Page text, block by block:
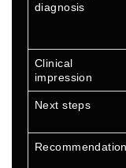
diagnosis
Clinical
impression
Next steps
Recommendation